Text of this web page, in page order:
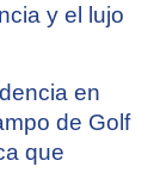
y el lujo
en
de Golf
que